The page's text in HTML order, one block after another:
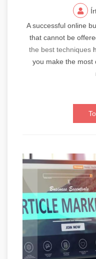
A successful online
that cannot be
the best techniques
you make the most